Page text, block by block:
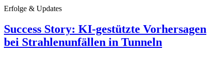
Erfolge & Updates
Success Story: KI-gestützte Vorhersagen
bei Strahlenunfällen in Tunneln